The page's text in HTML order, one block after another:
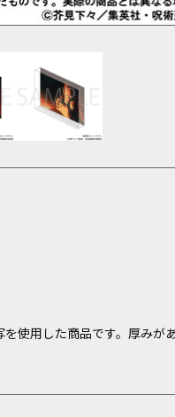
使用した商品です。厚みが